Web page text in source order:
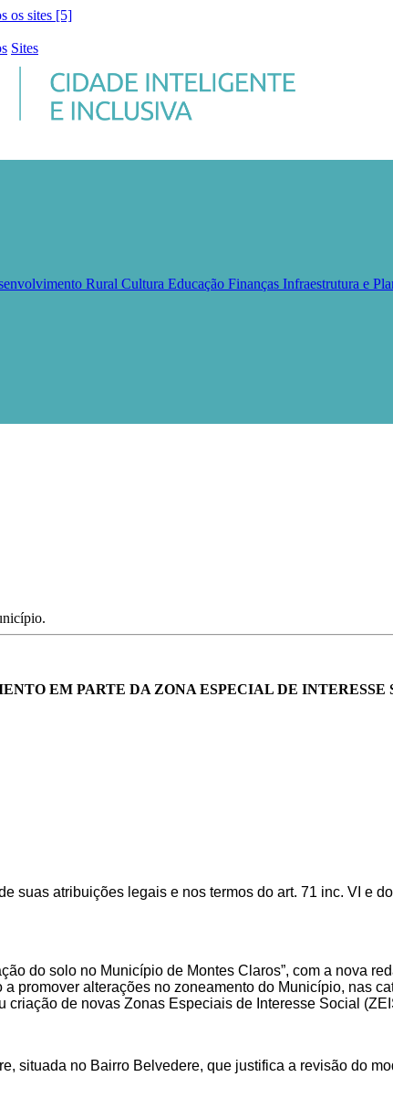
os sites [5]
Sites
Rural Cultura Educação Finanças Infraestrutura e
EM PARTE DA ZONA ESPECIAL DE
suas atribuições legais e nos termos do art. 71 inc. VI e
do solo no Município de Montes Claros”, com a nova
promover alterações no zoneamento do Município, nas
de novas Zonas Especiais de Interesse Social
situada no Bairro Belvedere, que justifica a revisão do